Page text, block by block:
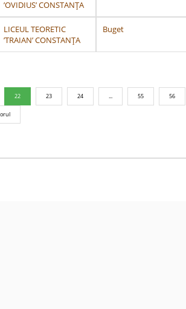
’OVIDIUS’ CONSTANŢA
LICEUL TEORETIC
’TRAIAN’ CONSTANŢA
Buget
22 23 24 ... 55 56